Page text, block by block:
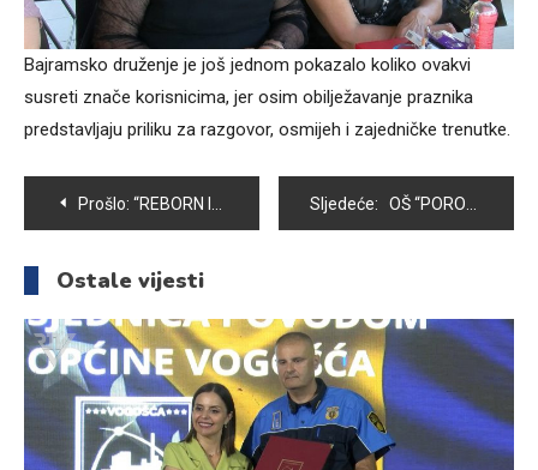
Bajramsko druženje je još jednom pokazalo koliko ovakvi
susreti znače korisnicima, jer osim obilježavanje praznika
predstavljaju priliku za razgovor, osmijeh i zajedničke trenutke.
Navigacija
članaka
Prošlo: “REBORN IN DENIM”: AMINA AVDANOVIĆ DONOSI ODRŽIVU MODNU PRIČU NA 50. BH FASHION WEEK SARAJEVO Sljedeće: OŠ “PORODICE EF. RAMIĆ”OBILJEŽILA DAN ŠKOLE
Ostale vijesti